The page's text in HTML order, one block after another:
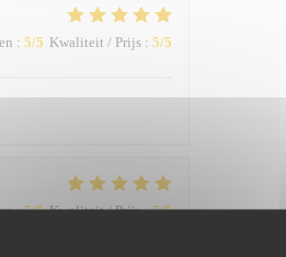
: 5/5 Kwaliteit / Prijs: 5/5
: 5/5 Kwaliteit / Prijs: 5/5